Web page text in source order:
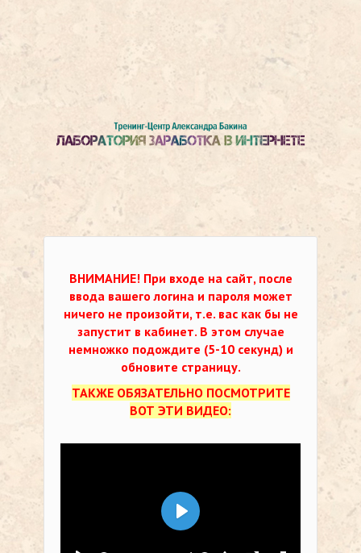
ВНИМАНИЕ! При входе на сайт, после
ввода вашего логина и пароля может
ничего не произойти, т.е. вас как бы не
запустит в кабинет. В этом случае
немножко подождите (5-10 секунд) и
обновите страницу.
ТАКЖЕ ОБЯЗАТЕЛЬНО ПОСМОТРИТЕ
ВОТ ЭТИ ВИДЕО:
Воспроизвести